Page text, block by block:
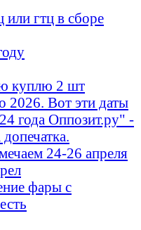
гтц в сборе
куплю 2 шт
2026. Вот эти даты
года Оппозит.ру" -
24-26 апреля
фары с